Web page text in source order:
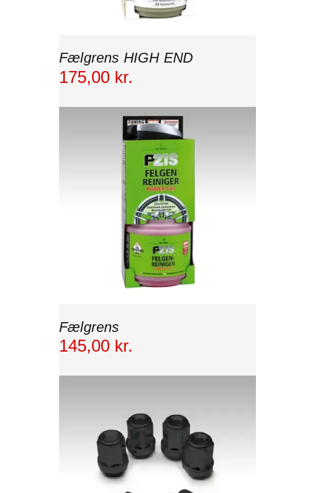
Fælgrens HIGH END
175,00 kr.
Fælgrens
145,00 kr.